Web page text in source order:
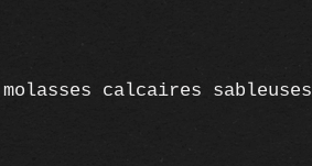
calcaires sableuses